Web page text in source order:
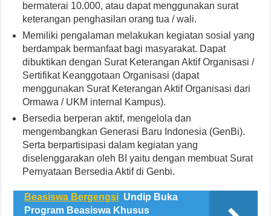
bermaterai 10.000, atau dapat menggunakan surat
keterangan penghasilan orang tua / wali.
Memiliki pengalaman melakukan kegiatan sosial yang
berdampak bermanfaat bagi masyarakat. Dapat
dibuktikan dengan Surat Keterangan Aktif Organisasi /
Sertifikat Keanggotaan Organisasi (dapat
menggunakan Surat Keterangan Aktif Organisasi dari
Ormawa / UKM internal Kampus).
Bersedia berperan aktif, mengelola dan
mengembangkan Generasi Baru Indonesia (GenBi).
Serta berpartisipasi dalam kegiatan yang
diselenggarakan oleh BI yaitu dengan membuat Surat
Pernyataan Bersedia Aktif di Genbi.
Beasiswa Bergengsi Undip Buka
Program Beasiswa Khusus